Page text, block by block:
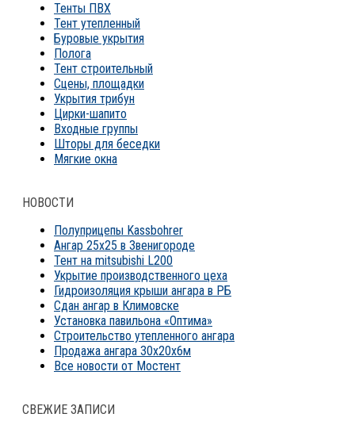
Тенты ПВХ
Тент утепленный
Буровые укрытия
Полога
Тент строительный
Сцены, площадки
Укрытия трибун
Цирки-шапито
Входные группы
Шторы для беседки
Мягкие окна
НОВОСТИ
Полуприцепы Kassbohrer
Ангар 25х25 в Звенигороде
Тент на mitsubishi L200
Укрытие производственного цеха
Гидроизоляция крыши ангара в РБ
Сдан ангар в Климовске
Установка павильона «Оптима»
Строительство утепленного ангара
Продажа ангара 30х20х6м
Все новости от Мостент
СВЕЖИЕ ЗАПИСИ